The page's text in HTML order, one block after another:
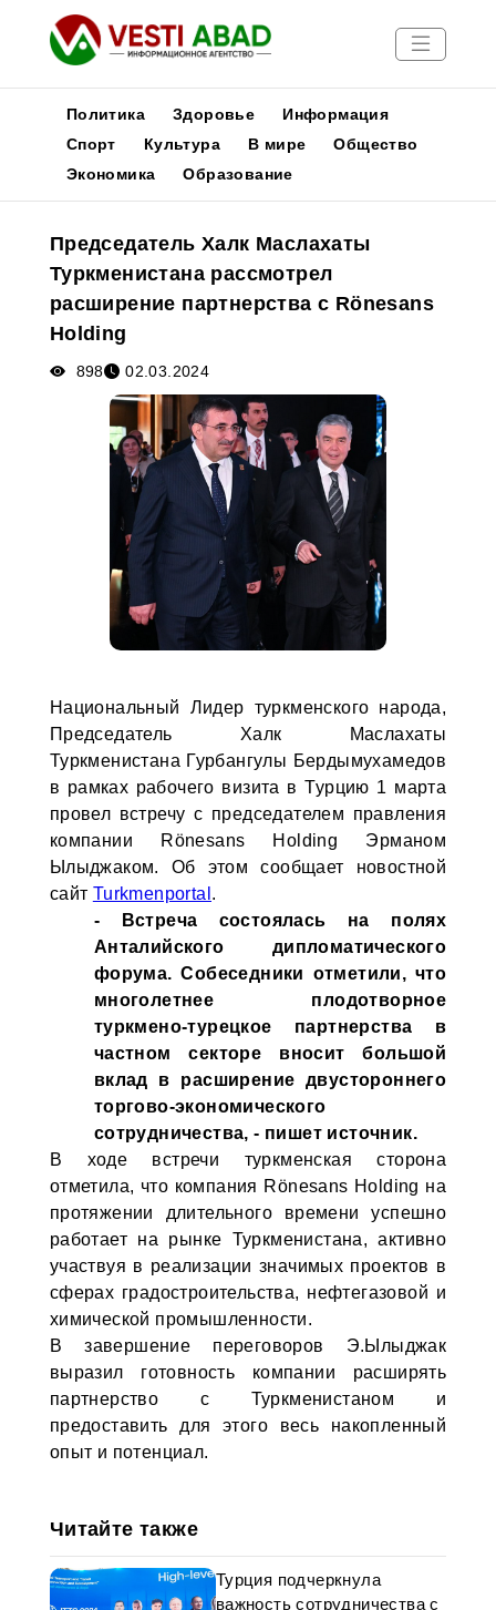
Новости
Медиа
Афиша
Политика Здоровье
Информация
Спорт
Культура В мире
Общество
Экономика
Образование
Председатель Халк Маслахаты
Туркменистана рассмотрел
расширение партнерства с Rönesans
Holding
898 02.03.2024
Национальный Лидер туркменского народа,
Председатель Халк Маслахаты
Туркменистана Гурбангулы Бердымухамедов
в рамках рабочего визита в Турцию 1 марта
провел встречу с председателем правления
компании Rönesans Holding Эрманом
Ылыджаком. Об этом сообщает новостной
сайт Turkmenportal .
- Встреча состоялась на полях
Анталийского дипломатического
форума. Собеседники отметили, что
многолетнее плодотворное
туркмено-турецкое партнерства в
частном секторе вносит большой
вклад в расширение двустороннего
торгово-экономического
сотрудничества, - пишет источник.
В ходе встречи туркменская сторона
отметила, что компания Rönesans Holding на
протяжении длительного времени успешно
работает на рынке Туркменистана, активно
участвуя в реализации значимых проектов в
сферах градостроительства, нефтегазовой и
химической промышленности.
В завершение переговоров Э.Ылыджак
выразил готовность компании расширять
партнерство с Туркменистаном и
предоставить для этого весь накопленный
опыт и потенциал.
Читайте также
Турция подчеркнула
важность сотрудничества с